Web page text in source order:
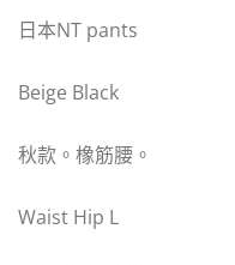
日本NT pants
Beige Black
秋款。橡筋腰。
Waist Hip L